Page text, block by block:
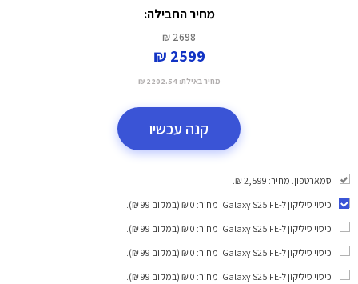
מחיר החבילה:
2698 ₪
2599 ₪
מחיר באילת: 2202.54 ₪
קנה עכשיו
סמארטפון. מחיר: 2,599 ₪.
כיסוי סיליקון ל-Galaxy S25 FE
. מחיר: 0 ₪ (במקום 99 ₪).
כיסוי סיליקון ל-Galaxy S25 FE
. מחיר: 0 ₪ (במקום 99 ₪).
כיסוי סיליקון ל-Galaxy S25 FE
. מחיר: 0 ₪ (במקום 99 ₪).
כיסוי סיליקון ל-Galaxy S25 FE
. מחיר: 0 ₪ (במקום 99 ₪).